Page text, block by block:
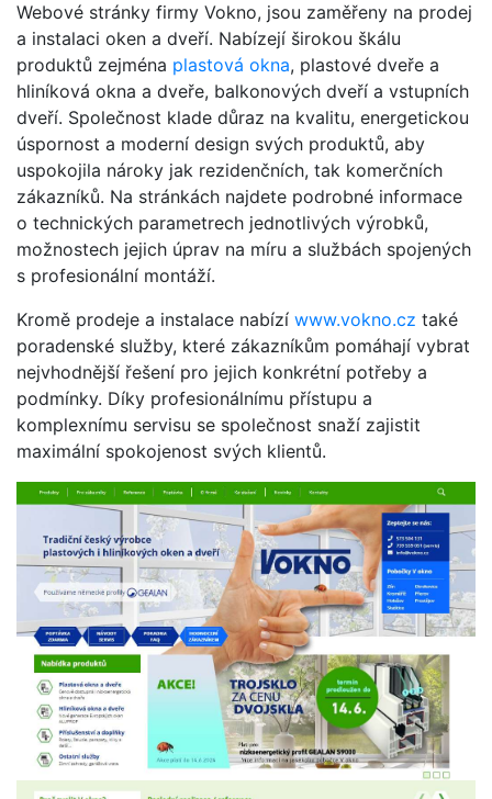
Webové stránky firmy Vokno, jsou zaměřeny na prodej
a instalaci oken a dveří. Nabízejí širokou škálu
produktů zejména plastová okna, plastové dveře a
hliníková okna a dveře, balkonových dveří a vstupních
dveří. Společnost klade důraz na kvalitu, energetickou
úspornost a moderní design svých produktů, aby
uspokojila nároky jak rezidenčních, tak komerčních
zákazníků. Na stránkách najdete podrobné informace
o technických parametrech jednotlivých výrobků,
možnostech jejich úprav na míru a službách spojených
s profesionální montáží.
Kromě prodeje a instalace nabízí www.vokno.cz také
poradenské služby, které zákazníkům pomáhají vybrat
nejvhodnější řešení pro jejich konkrétní potřeby a
podmínky. Díky profesionálnímu přístupu a
komplexnímu servisu se společnost snaží zajistit
maximální spokojenost svých klientů.